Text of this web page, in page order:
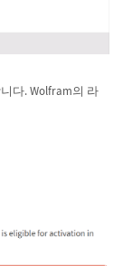
다. Wolfram의 라